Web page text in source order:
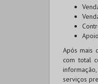
Após mais
com total
serviços